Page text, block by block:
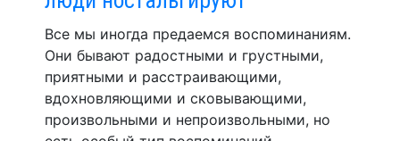
Все мы иногда предаемся воспоминаниям.
Они бывают радостными и грустными,
приятными и расстраивающими,
вдохновляющими и сковывающими,
произвольными и непроизвольными, но